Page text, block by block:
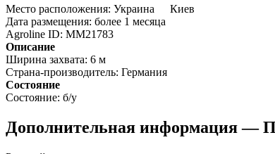
Место расположения: Украина
Киев
Дата размещения: более 1 месяца
Agroline ID: MM21783
Описание
Ширина захвата: 6 м
Страна-производитель: Германия
Состояние
Состояние: б/у
Дополнительная информация —